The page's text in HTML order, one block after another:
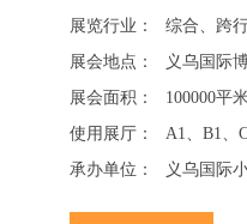
展览行业：
综合、跨
展会地点：
义乌国际
展会面积：
100000平
使用展厅：
A1、B1、
承办单位：
义乌国际